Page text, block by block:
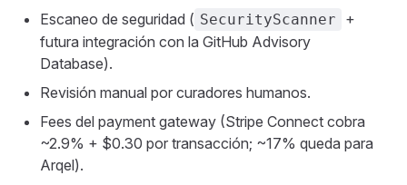
Escaneo de seguridad ( SecurityScanner
+
futura integración con la GitHub Advisory
Database).
Revisión manual por curadores humanos.
Fees del payment gateway (Stripe Connect cobra
~2.9% + $0.30 por transacción; ~17% queda para
Arqel).